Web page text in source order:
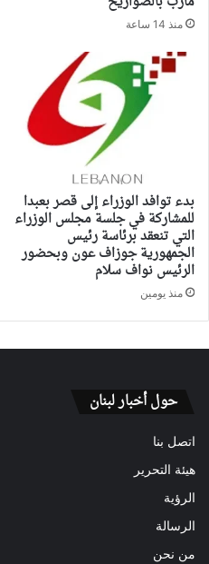
منذ 14 ساعة
بدء توافد الوزراء إلى قصر بعبدا
للمشاركة في جلسة مجلس الوزراء
التي تنعقد برئاسة رئيس
الجمهورية جوزاف عون وبحضور
الرئيس نواف سلام
منذ يومين
حول أخبار لبنان
اتصل بنا
هيئة التحرير
الرؤية
الرسالة
من نحن